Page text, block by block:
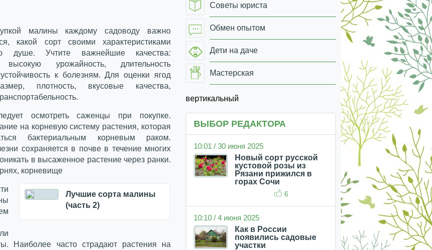
малины каждому садоводу важно
какой сорт своими характеристиками
душе. Учтите важнейшие качества:
высокую урожайность, длительность
к болезням. Для оценки ягод
плотность, вкусовые качества,
осмотреть саженцы при покупке.
на корневую систему растения, которая
бактериальным корневым раком.
сохраняется в почве в течение многих
в высаженное растение через ранки.
корневище
Лучшие сорта малины
(часть 2)
Наиболее часто страдают растения на
Советы юриста
Обмен опытом
Дети на даче
Мастерская
вертикальный
ВЫБОР РЕДАКТОРА
10:01 / 30 июня 2025
Новый сорт русской
кустовой розы из
Рязани прижился в
горах Сочи
6
10:10 / 4 июня 2025
Как в России
появились садовые
участки